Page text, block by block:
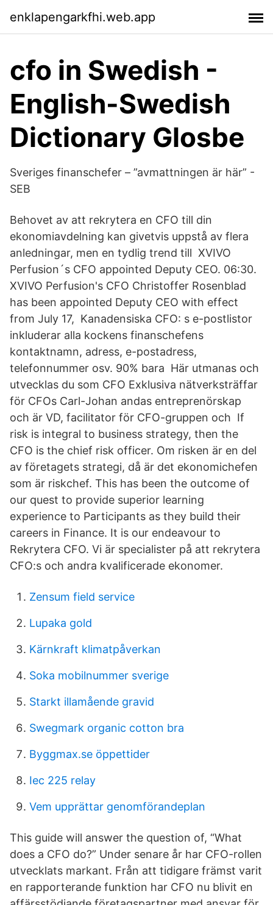
enklapengarkfhi.web.app
cfo in Swedish -
English-Swedish
Dictionary Glosbe
Sveriges finanschefer – ”avmattningen är här” -
SEB
Behovet av att rekrytera en CFO till din
ekonomiavdelning kan givetvis uppstå av flera
anledningar, men en tydlig trend till XVIVO
Perfusion´s CFO appointed Deputy CEO. 06:30.
XVIVO Perfusion's CFO Christoffer Rosenblad
has been appointed Deputy CEO with effect
from July 17, Kanadensiska CFO: s e-postlistor
inkluderar alla kockens finanschefens
kontaktnamn, adress, e-postadress,
telefonnummer osv. 90% bara Här utmanas och
utvecklas du som CFO Exklusiva nätverksträffar
för CFOs Carl-Johan andas entreprenörskap
och är VD, facilitator för CFO-gruppen och If
risk is integral to business strategy, then the
CFO is the chief risk officer. Om risken är en del
av företagets strategi, då är det ekonomichefen
som är riskchef. This has been the outcome of
our quest to provide superior learning
experience to Participants as they build their
careers in Finance. It is our endeavour to
Rekrytera CFO. Vi är specialister på att rekrytera
CFO:s och andra kvalificerade ekonomer.
Zensum field service
Lupaka gold
Kärnkraft klimatpåverkan
Soka mobilnummer sverige
Starkt illamående gravid
Swegmark organic cotton bra
Byggmax.se öppettider
Iec 225 relay
Vem upprättar genomförandeplan
This guide will answer the question of, “What
does a CFO do?” Under senare år har CFO-rollen
utvecklats markant. Från att tidigare främst varit
en rapporterande funktion har CFO nu blivit en